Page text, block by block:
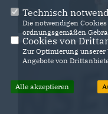
Technisch
Die notwendigen
ordnungsgemäßen
Cookies von
Zur Optimierung unserer
Angebote von
Alle akzeptieren